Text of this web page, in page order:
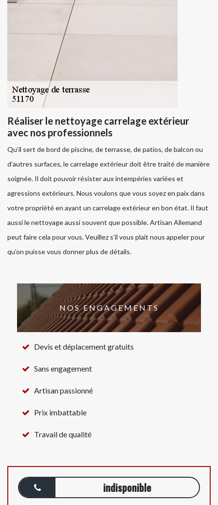
Réaliser le nettoyage carrelage extérieur
avec nos professionnels
Qu’il sert de bord de piscine, de terrasse, de patios, de balcon ou
d’autres surfaces, le carrelage extérieur doit être traité de manière
soignée. Il doit pouvoir résister aux intempéries variées et
agressions extérieurs. Nous voulons que vous soyez en paix dans
votre propriété en ayant un carrelage extérieur en bon état. Il faut
aussi le nettoyage aussi souvent que possible. Artisan Allemand
peut faire cela pour vous. Veuillez s’il vous plait nous appeler pour
qu’on puisse vous donner plus de détails.
NOS ENGAGEMENTS
Devis et déplacement gratuits
Sans engagement
Artisan passionné
Prix imbattable
Travail de qualité
indisponible